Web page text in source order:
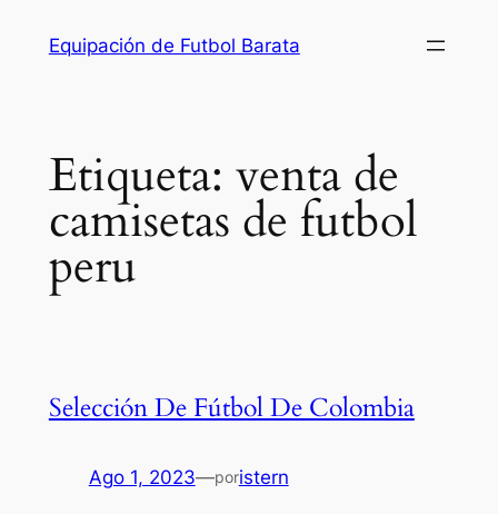
Equipación de Futbol Barata
Etiqueta: venta de
camisetas de futbol
peru
Selección De Fútbol De Colombia
Ago 1, 2023—poristern